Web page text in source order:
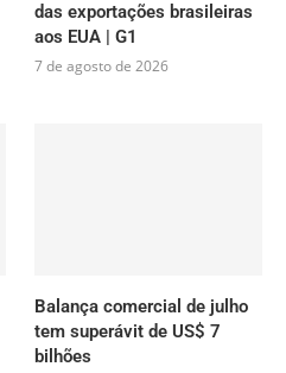
das exportações brasileiras
aos EUA | G1
7 de agosto de 2026
Balança comercial de julho
tem superávit de US$ 7
bilhões